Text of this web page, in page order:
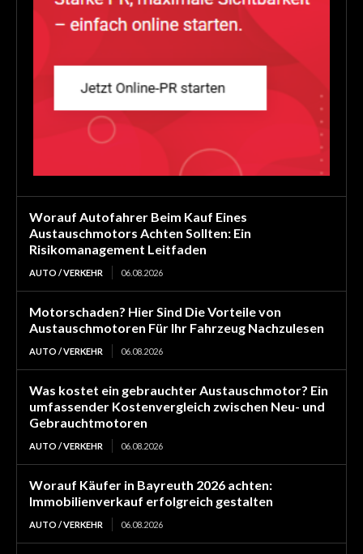
Worauf Autofahrer Beim Kauf Eines
Austauschmotors Achten Sollten: Ein
Risikomanagement Leitfaden
AUTO / VERKEHR 06.08.2026
Motorschaden? Hier Sind Die Vorteile von
Austauschmotoren Für Ihr Fahrzeug Nachzulesen
AUTO / VERKEHR 06.08.2026
Was kostet ein gebrauchter Austauschmotor? Ein
umfassender Kostenvergleich zwischen Neu- und
Gebrauchtmotoren
AUTO / VERKEHR 06.08.2026
Worauf Käufer in Bayreuth 2026 achten:
Immobilienverkauf erfolgreich gestalten
AUTO / VERKEHR 06.08.2026